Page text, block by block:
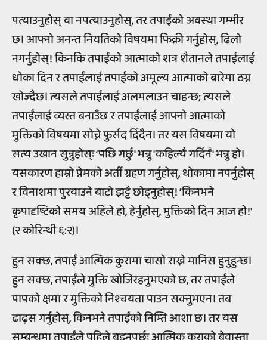
पत्याउनुहोस् वा नपत्याउनुहोस्, तर तपाईंको अवस्था गम्भीर
छ। आफ्नो अनन्त नियतिको विषयमा फिक्री गर्नुहोस्, ढिलो
नगर्नुहोस्! किनकि तपाईंको आत्माको शत्र शैतानले तपाईंलाई
धोका दिन र तपाईंलाई तपाईंको अमूल्य आत्माको बारेमा ठग्न
खोज्दैछ। त्यसले तपाईंलाई अलमलाउन चाहन्छ; त्यसले
तपाईंलाई व्यस्त बनाउँछ र तपाईंलाई आफ्नो आत्माको
मुक्तिको विषयमा सोच्ने फुर्सद दिँदैन। तर यस विषयमा यो
सत्य उखान सुन्नुहोस्ः ‘पछि गर्छु' भन्नु 'कहिल्यै गर्दिनँ' भन्नु हो।
यसकारण हाम्रो प्रेमको अर्ती ग्रहण गर्नुहोस्, धोकामा नपर्नुहोस्
र विनाशमा पुरयाउने बाटो झट्टै छोड्नुहोस्! ‘किनभने
कृपादृष्टिको समय अहिले हो, हेर्नुहोस्, मुक्तिको दिन आज हो!'
(२ कोरिन्थी ६:२)।
हुन सक्छ, तपाईं आत्मिक कुरामा चासो राख्ने मानिस हुनुहुन्छ।
हुन सक्छ, तपाईंले मुक्ति खोजिरहनुभएको छ, तर तपाईंले
पापको क्षमा र मुक्तिको निश्चयता पाउन सक्नुभएन। तब
ढाढ़स गर्नुहोस्, किनभने तपाईंको निम्ति आशा छ। तर यस